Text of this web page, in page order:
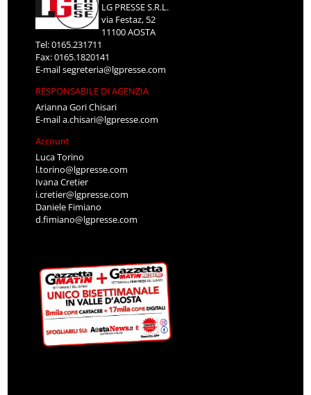
LG PRESSE S.R.L.
via Festaz, 52
11100 AOSTA
Tel: 0165.231711
Fax: 0165.1820141
E-mailsegreteria@lgpresse.com
RESPONSABILE DI AGENZIA
Arianna Gori Chisari
E-maila.chisari@lgpresse.com
Account
Luca Torino
l.torino@lgpresse.com
Ivana Cretier
i.cretier@lgpresse.com
Daniele Fimiano
d.fimiano@lgpresse.com